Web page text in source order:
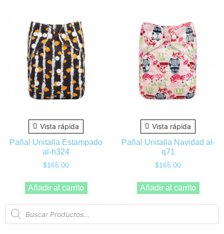
Vista rápida
Pañal Unitalla Estampado
al-h324
$165.00
Añadir al carrito
Vista rápida
Pañal Unitalla Navidad al-
q71
$165.00
Añadir al carrito